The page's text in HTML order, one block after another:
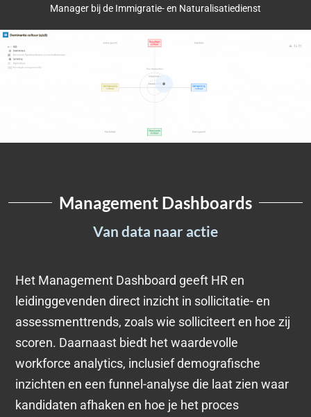
Manager bij de Immigratie- en Naturalisatiedienst
Management Dashboards
Van data naar actie
Het Management Dashboard geeft HR en
leidinggevenden direct inzicht in sollicitatie- en
assessmenttrends, zoals wie solliciteert en hoe zij
scoren. Daarnaast biedt het waardevolle
workforce analytics, inclusief demografische
inzichten en een funnel-analyse die laat zien waar
kandidaten afhaken en hoe je het proces